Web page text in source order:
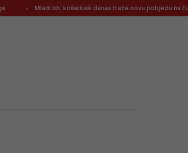
Mladi bh. košarkaši danas traže novu pobjedu na